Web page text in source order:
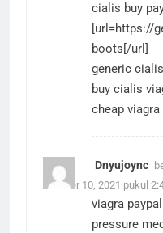
cialis buy
[url=https://
boots[/url]
generic
buy cialis
cheap
Dnyujoync
Oktober 10, 2021 pukul
viagra
pressure